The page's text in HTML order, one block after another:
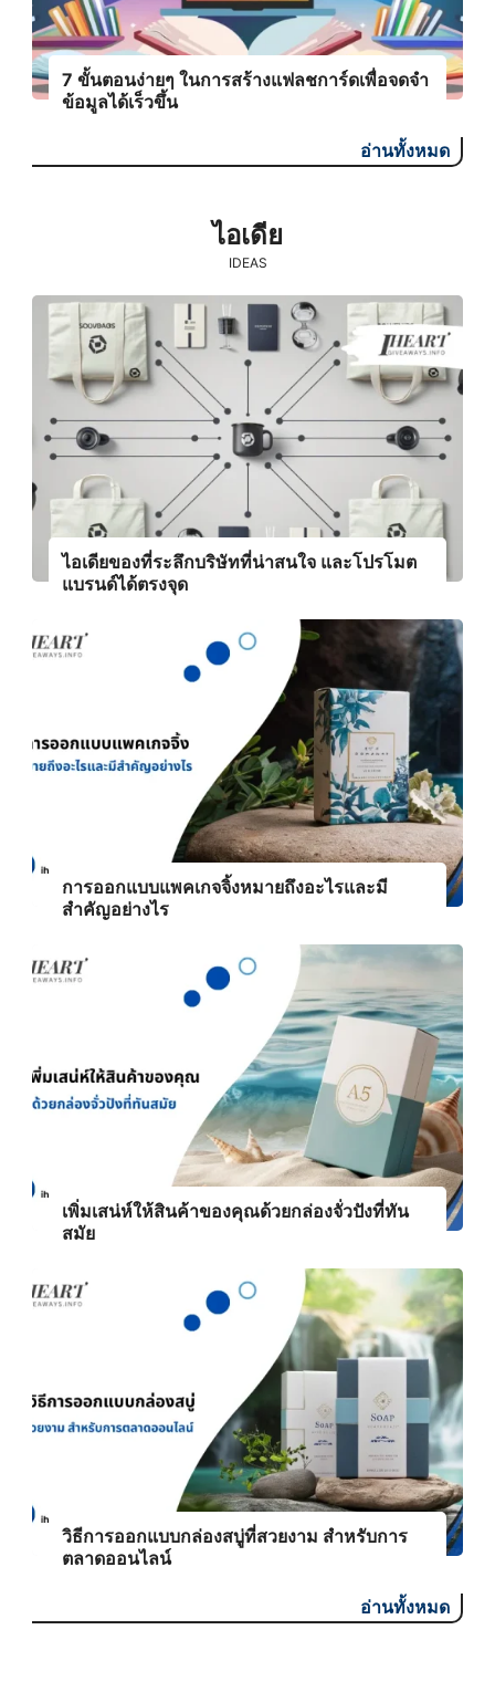
7 ขั้นตอนง่ายๆ ในการสร้างแฟลชการ์ดเพื่อจดจำ
ข้อมูลได้เร็วขึ้น
อ่านทั้งหมด
ไอเดีย
IDEAS
ไอเดียของที่ระลึกบริษัทที่น่าสนใจ และโปรโมต
แบรนด์ได้ตรงจุด
การออกแบบแพคเกจจิ้งหมายถึงอะไรและมี
สำคัญอย่างไร
เพิ่มเสน่ห์ให้สินค้าของคุณด้วยกล่องจั่วปังที่ทัน
สมัย
วิธีการออกแบบกล่องสบู่ที่สวยงาม สำหรับการ
ตลาดออนไลน์
อ่านทั้งหมด